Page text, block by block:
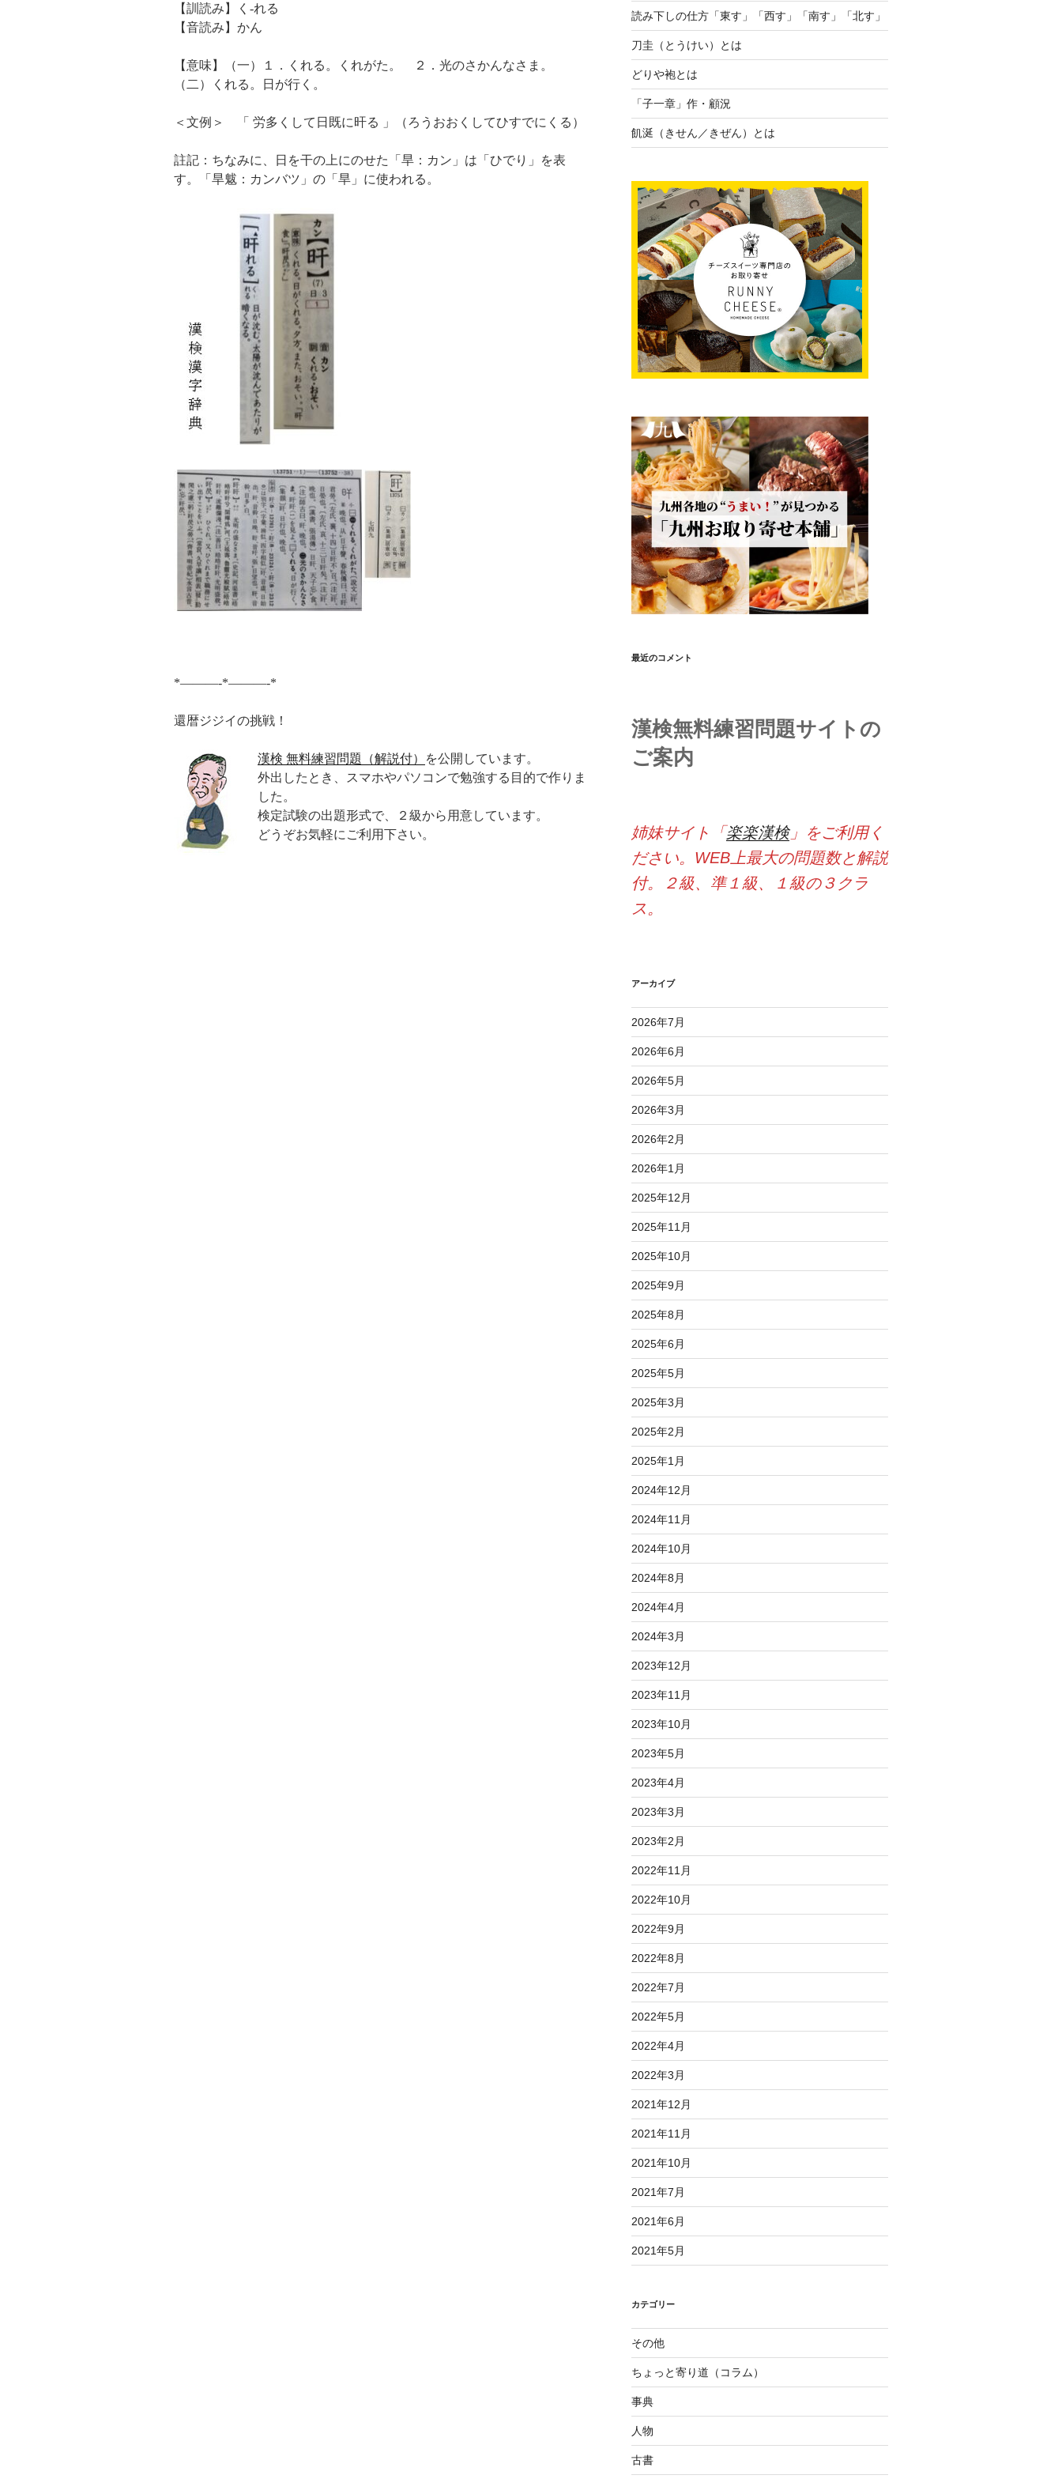
【訓読み】く-れる
【音読み】かん
【意味】（一）１．くれる。くれがた。 ２．光のさかんなさま。
（二）くれる。日が行く。
＜文例＞ 「 労多くして日既に旰る 」（ろうおおくしてひすでにくる）
註記：ちなみに、日を干の上にのせた「旱：カン」は「ひでり」を表
す。「旱魃：カンバツ」の「旱」に使われる。
*———-*———-*
還暦ジジイの挑戦！
漢検 無料練習問題（解説付）
を公開しています。
外出したとき、スマホやパソコンで勉強する目的で作りま
した。
検定試験の出題形式で、２級から用意しています。
どうぞお気軽にご利用下さい。
読み下しの仕方「東す」「西す」「南す」「北す」
刀圭（とうけい）とは
どりや袍とは
「子一章」作・顧況
飢涎（きせん／きぜん）とは
最近のコメント
漢検無料練習問題サイトの
ご案内
姉妹サイト「楽楽漢検」をご利用く
ださい。WEB上最大の問題数と解説
付。２級、準１級、１級の３クラ
ス。
アーカイブ
2026年7月
2026年6月
2026年5月
2026年3月
2026年2月
2026年1月
2025年12月
2025年11月
2025年10月
2025年9月
2025年8月
2025年6月
2025年5月
2025年3月
2025年2月
2025年1月
2024年12月
2024年11月
2024年10月
2024年8月
2024年4月
2024年3月
2023年12月
2023年11月
2023年10月
2023年5月
2023年4月
2023年3月
2023年2月
2022年11月
2022年10月
2022年9月
2022年8月
2022年7月
2022年5月
2022年4月
2022年3月
2021年12月
2021年11月
2021年10月
2021年7月
2021年6月
2021年5月
カテゴリー
その他
ちょっと寄り道（コラム）
事典
人物
古書